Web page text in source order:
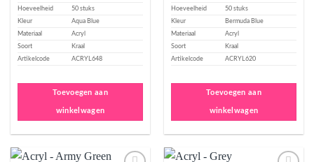
Hoeveelheid
50 stuks
Kleur
Aqua Blue
Materiaal
Acryl
Soort
Kraal
Artikelcode
ACRYL648
Toevoegen aan
winkelwagen
Hoeveelheid
50 stuks
Kleur
Bermuda Blue
Materiaal
Acryl
Soort
Kraal
Artikelcode
ACRYL620
Toevoegen aan
winkelwagen